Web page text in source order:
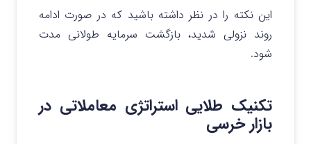
این نکته را در نظر داشته باشید که در صورت ادامه
روند نزولی شدید، بازگشت سرمایه طولانی مدت
شود.
تکنیک طلایی استراتژی معاملاتی در
بازار خرسی